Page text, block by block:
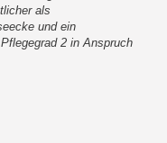
als
und ein
2 in Anspruch